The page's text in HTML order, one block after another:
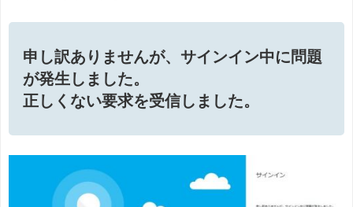
申し訳ありませんが、サインイン中に問題
が発生しました。
正しくない要求を受信しました。